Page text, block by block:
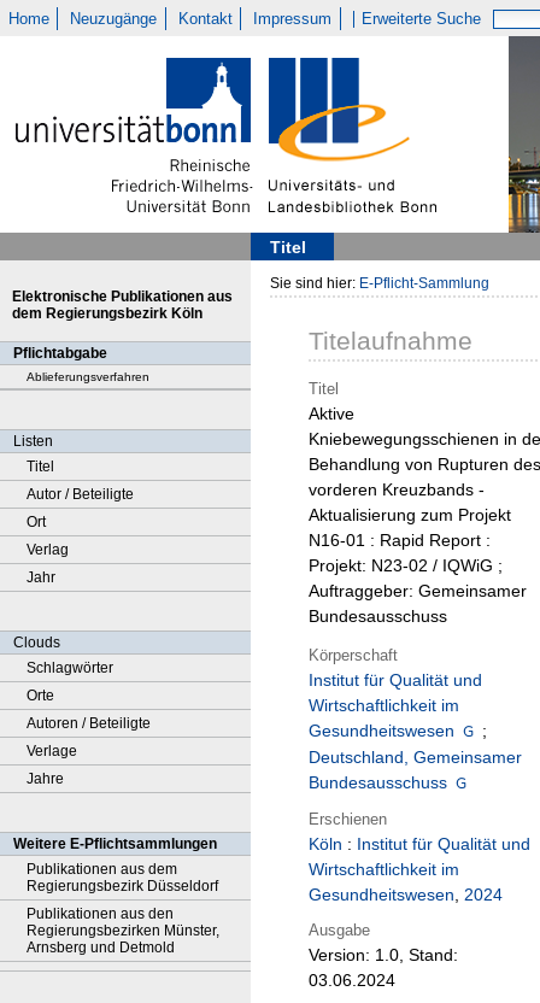
Home Neuzugänge Kontakt Impressum Erweiterte Suche
Titel
Elektronische Publikationen aus
dem Regierungsbezirk Köln
Pflichtabgabe
Ablieferungsverfahren
Listen
Titel
Autor / Beteiligte
Ort
Verlag
Jahr
Clouds
Schlagwörter
Orte
Autoren / Beteiligte
Verlage
Jahre
Weitere E-Pflichtsammlungen
Publikationen aus dem
Regierungsbezirk Düsseldorf
Publikationen aus den
Regierungsbezirken Münster,
Arnsberg und Detmold
Sie sind hier: E-Pflicht-Sammlung
Titelaufnahme
Titel
Aktive
Kniebewegungsschienen in
Behandlung von Rupturen des
vorderen Kreuzbands -
Aktualisierung zum Projekt
N16-01 : Rapid Report :
Projekt: N23-02 / IQWiG ;
Auftraggeber: Gemeinsamer
Bundesausschuss
Körperschaft
Institut für Qualität und
Wirtschaftlichkeit im
Gesundheitswesen
;
Deutschland, Gemeinsamer
Bundesausschuss
Erschienen
Köln : Institut für Qualität und
Wirtschaftlichkeit im
Gesundheitswesen, 2024
Ausgabe
Version: 1.0, Stand:
03.06.2024